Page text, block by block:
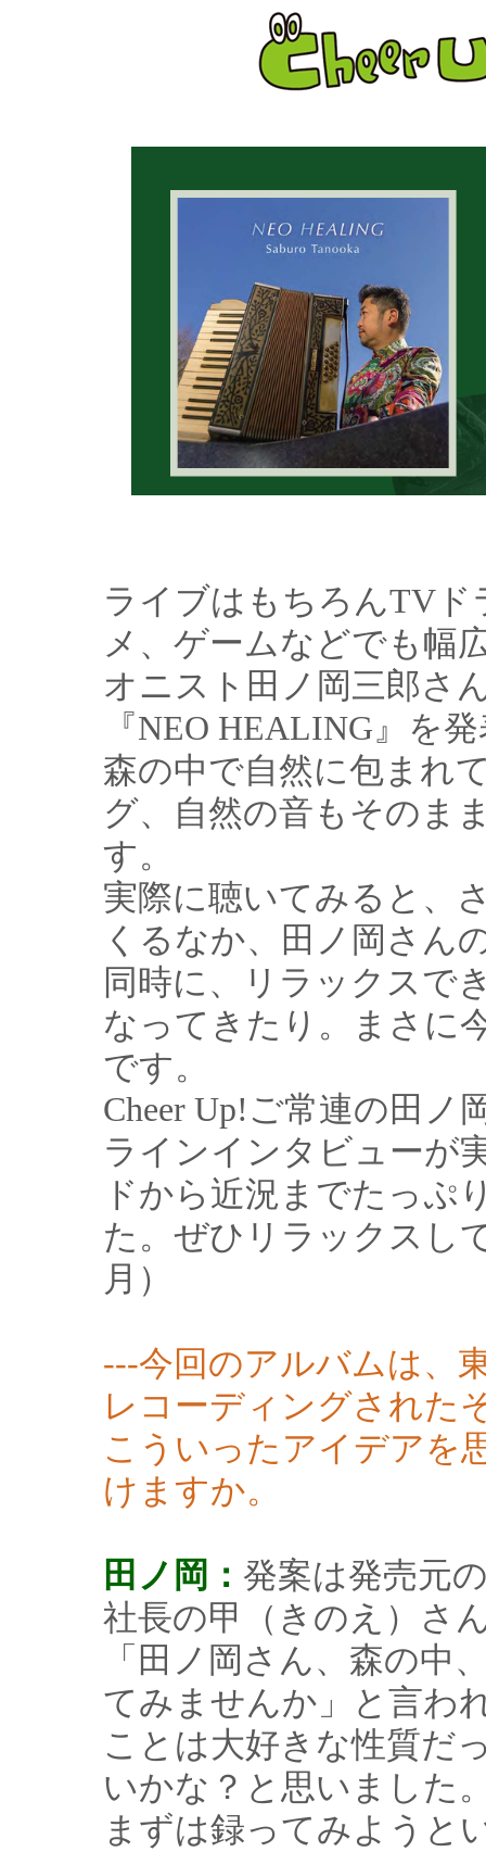
ライブはもちろんTVド
メ、ゲームなどでも幅
オニスト田ノ岡三郎さ
『NEO HEALING』を
森の中で自然に包まれ
グ、自然の音もそのま
す。
実際に聴いてみると、
くるなか、田ノ岡さん
同時に、リラックスで
なってきたり。まさに
です。
Cheer Up!ご常連の田ノ
ラインインタビューが
ドから近況までたっぷ
た。ぜひリラックスし
月）
---今回のアルバムは、
レコーディングされた
こういったアイデアを
けますか。
田ノ岡： 発案は発売元
社長の甲（きのえ）さ
「田ノ岡さん、森の中
てみませんか」と言わ
ことは大好きな性質だ
いかな？と思いました
まずは録ってみようと